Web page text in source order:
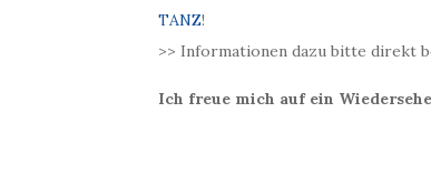
TANZ!
>> Informationen dazu bitte direkt
Ich freue mich auf ein